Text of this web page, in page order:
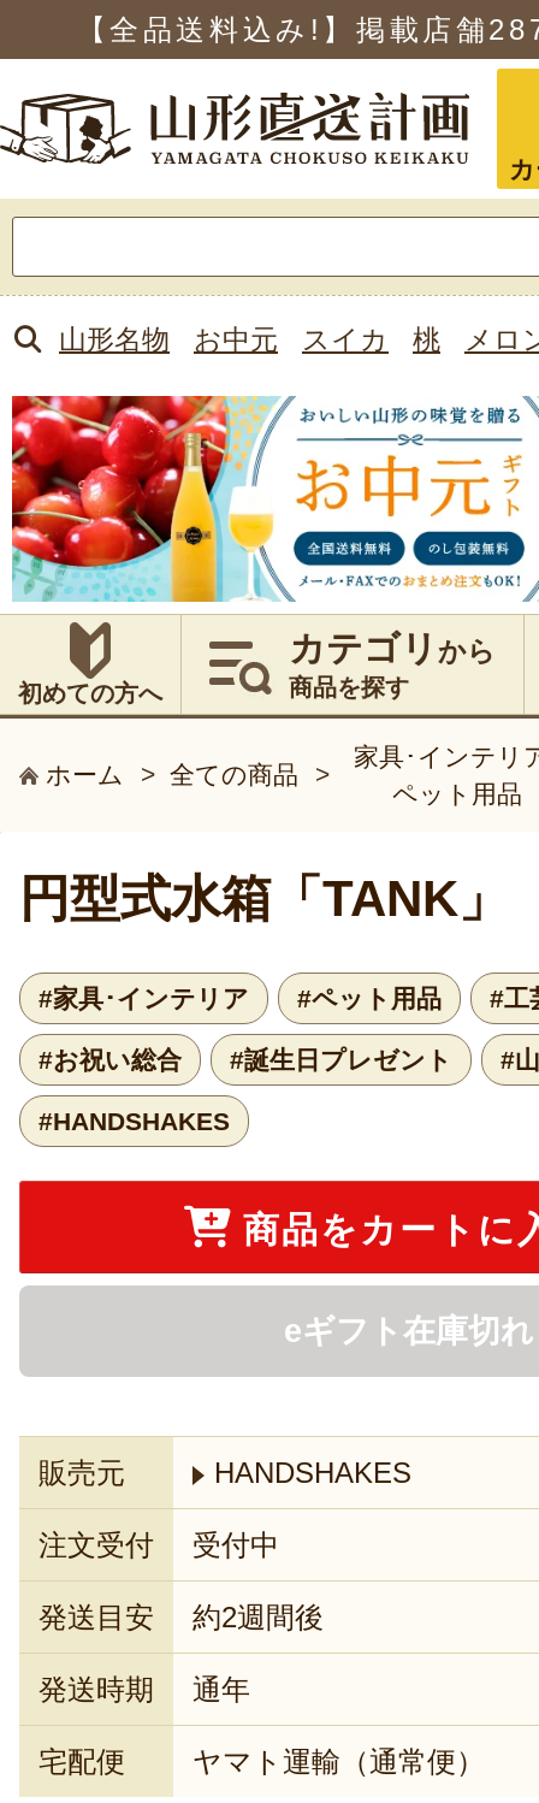
【全品送料込み!】掲載店舗
索:
山形名物 お中元 スイカ 桃 メロ
初めての方へ
カテゴリ から
商品を探す
ホーム > 全ての商品 >
家具･インテリ
ペット用品
円型式水箱「TANK」
#家具･インテリア #ペット用品 #工
#お祝い総合 #誕生日プレゼント #
#HANDSHAKES
商品をカートに
eギフト在庫切れ
販売元 HANDSHAKES
注文受付 受付中
発送目安 約2週間後
発送時期 通年
宅配便 ヤマト運輸（通常便）